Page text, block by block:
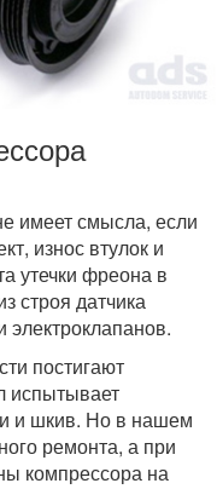
имеет смысла, если
износ втулок и
утечки фреона в
строя датчика
постигают
испытывает
и шкив. Но в нашем
ремонта, а при
компрессора на